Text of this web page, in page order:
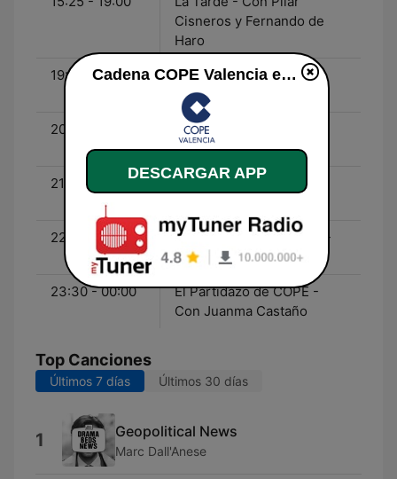
Cisneros y Fernando de
Haro
19:00 - 20:30
La Linterna - Con Ángel
Expósito
20:30 - 21:00
Deportes COPE - Con
Manolo Lama
21:00 - 22:30
La Linterna - Con Ángel
22:30 - 23:30
La Linterna de la Iglesia -
Con Faustino Catalina
23:30 - 00:00
El Partidazo de COPE -
Con Juanma Castaño
Top Canciones
Últimos 7 días Últimos 30 días
1 Geopolitical News
Marc Dall'Anese
Cadena COPE Valencia en vivo
DESCARGAR APP